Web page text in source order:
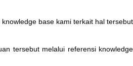
knowledge base kami terkait hal tersebut
tersebut melalui referensi knowledge